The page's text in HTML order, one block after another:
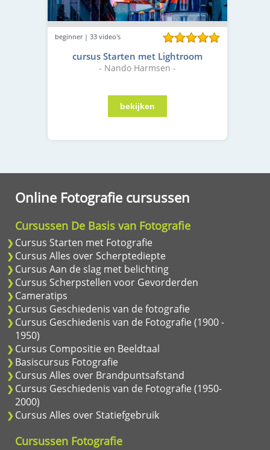
beginner | 33 video's
cursus Starten met Lightroom
- Nando Harmsen -
Online Fotografie cursussen
Cursussen De Basis van Fotografie
Cursus Starten met Fotografie
Cursus Alles over Scherptediepte
Cursus Aan de slag met belichting
Cursus Scherpstellen voor Gevorderden
Cameratips
Cursus Geschiedenis van de fotografie
Cursus Geschiedenis van de Fotografie (1900 -
1950)
Cursus Compositie en Beeldtaal
Basiscursus Fotografie
Cursus Alles over Brandpuntsafstand
Cursus Geschiedenis van de Fotografie (1950-
2000)
Cursus Alles over Statiefgebruik
Cursussen Fotografie